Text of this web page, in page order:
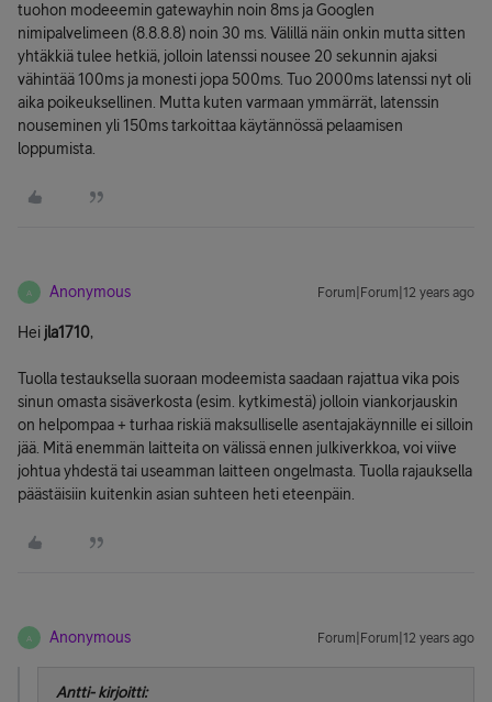
tuohon modeeemin gatewayhin noin 8ms ja Googlen
nimipalvelimeen (8.8.8.8) noin 30 ms. Välillä näin onkin mutta sitten
yhtäkkiä tulee hetkiä, jolloin latenssi nousee 20 sekunnin ajaksi
vähintää 100ms ja monesti jopa 500ms. Tuo 2000ms latenssi nyt oli
aika poikeuksellinen. Mutta kuten varmaan ymmärrät, latenssin
nouseminen yli 150ms tarkoittaa käytännössä pelaamisen
loppumista.
A Anonymous Forum|Forum|12 years ago
Hei jla1710,
Tuolla testauksella suoraan modeemista saadaan rajattua vika pois
sinun omasta sisäverkosta (esim. kytkimestä) jolloin viankorjauskin
on helpompaa + turhaa riskiä maksulliselle asentajakäynnille ei silloin
jää. Mitä enemmän laitteita on välissä ennen julkiverkkoa, voi viive
johtua yhdestä tai useamman laitteen ongelmasta. Tuolla rajauksella
päästäisiin kuitenkin asian suhteen heti eteenpäin.
A Anonymous Forum|Forum|12 years ago
Antti- kirjoitti: